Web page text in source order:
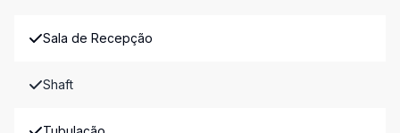
Sala de Recepção
Shaft